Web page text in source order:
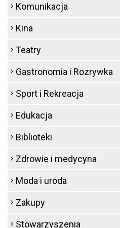
Komunikacja
Kina
Teatry
Gastronomia i Rozrywka
Sport i Rekreacja
Edukacja
Biblioteki
Zdrowie i medycyna
Moda i uroda
Zakupy
Stowarzyszenia